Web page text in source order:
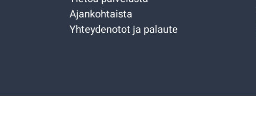
Ajankohtaista
Yhteydenotot ja palaute